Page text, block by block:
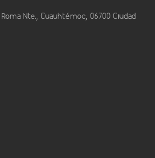
Nte., Cuauhtémoc, 06700 Ciudad